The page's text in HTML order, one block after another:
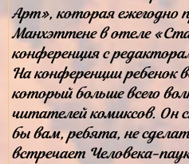
Арт», которая ежегодно
Манхэттене в отеле
конференция с
На конференции ребенок
который больше всего
читателей комиксов. Он
бы вам, ребята, не
встречает Человека-